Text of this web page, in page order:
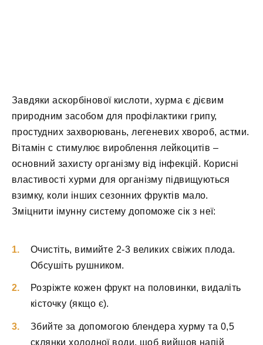
Завдяки аскорбінової кислоти, хурма є дієвим
природним засобом для профілактики грипу,
простудних захворювань, легеневих хвороб, астми.
Вітамін с стимулює вироблення лейкоцитів –
основний захисту організму від інфекцій. Корисні
властивості хурми для організму підвищуються
взимку, коли інших сезонних фруктів мало.
Зміцнити імунну систему допоможе сік з неї:
Очистіть, вимийте 2-3 великих свіжих плода.
Обсушіть рушником.
Розріжте кожен фрукт на половинки, видаліть
кісточку (якщо є).
Збийте за допомогою блендера хурму та 0,5
склянки холодної води, щоб вийшов напій